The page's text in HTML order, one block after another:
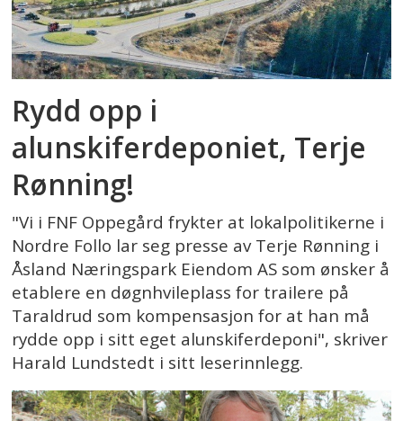
Rydd opp i
alunskiferdeponiet, Terje
Rønning!
"Vi i FNF Oppegård frykter at lokalpolitikerne i
Nordre Follo lar seg presse av Terje Rønning i
Åsland Næringspark Eiendom AS som ønsker å
etablere en døgnhvileplass for trailere på
Taraldrud som kompensasjon for at han må
rydde opp i sitt eget alunskiferdeponi", skriver
Harald Lundstedt i sitt leserinnlegg.